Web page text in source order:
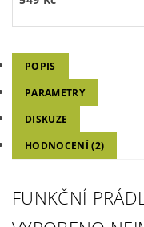
POPIS
PARAMETRY
DISKUZE
HODNOCENÍ (2)
FUNKČNÍ